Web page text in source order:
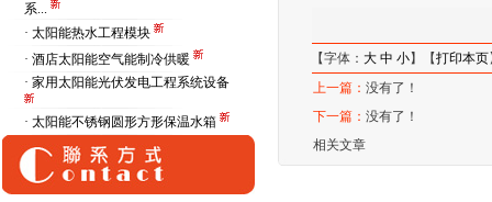
系...
· 太阳能热水工程模块
· 酒店太阳能空气能制冷供暖
· 家用太阳能光伏发电工程系统设备
· 太阳能不锈钢圆形方形保温水箱
【字体：大 中 小】【打印本页
上一篇：没有了！
下一篇：没有了！
相关文章